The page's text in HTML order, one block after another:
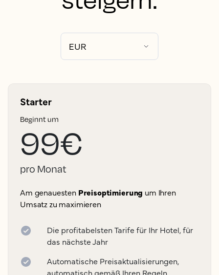
Starter
Beginnt um
99€
pro Monat
Am genauesten Preisoptimierung um Ihren
Umsatz zu maximieren
Die profitabelsten Tarife für Ihr Hotel, für
das nächste Jahr
Automatische Preisaktualisierungen,
automatisch gemäß Ihren Regeln